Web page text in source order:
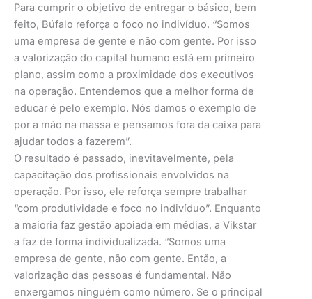
Para cumprir o objetivo de entregar o básico, bem
feito, Búfalo reforça o foco no indivíduo. “Somos
uma empresa de gente e não com gente. Por isso
a valorização do capital humano está em primeiro
plano, assim como a proximidade dos executivos
na operação. Entendemos que a melhor forma de
educar é pelo exemplo. Nós damos o exemplo de
por a mão na massa e pensamos fora da caixa para
ajudar todos a fazerem”.
O resultado é passado, inevitavelmente, pela
capacitação dos profissionais envolvidos na
operação. Por isso, ele reforça sempre trabalhar
“com produtividade e foco no indivíduo”. Enquanto
a maioria faz gestão apoiada em médias, a Vikstar
a faz de forma individualizada. “Somos uma
empresa de gente, não com gente. Então, a
valorização das pessoas é fundamental. Não
enxergamos ninguém como número. Se o principal